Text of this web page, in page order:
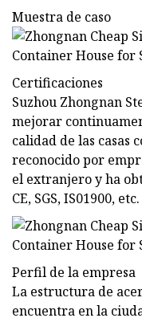
Muestra de caso
Certificaciones
Suzhou Zhongnan
mejorar
calidad de las casas
reconocido por
el extranjero y ha
CE, SGS, IS01900, etc.
Perfil de la empresa
La estructura de
encuentra en la